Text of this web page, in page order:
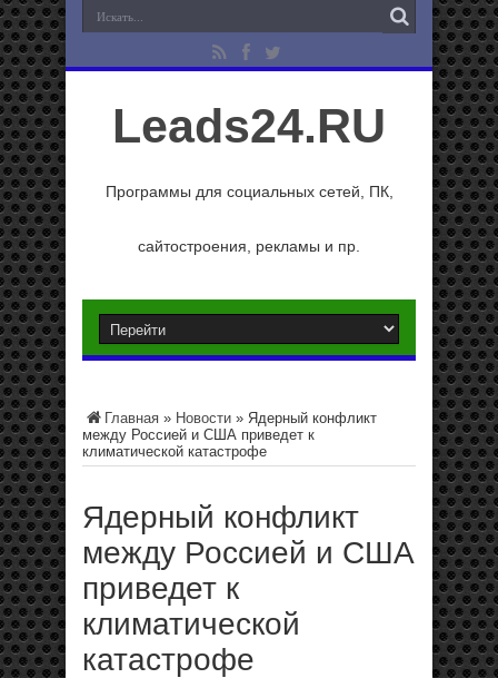
Leads24.RU
Программы для социальных сетей, ПК,
сайтостроения, рекламы и пр.
Главная » Новости » Ядерный конфликт
между Россией и США приведет к
климатической катастрофе
Ядерный конфликт
между Россией и США
приведет к
климатической
катастрофе